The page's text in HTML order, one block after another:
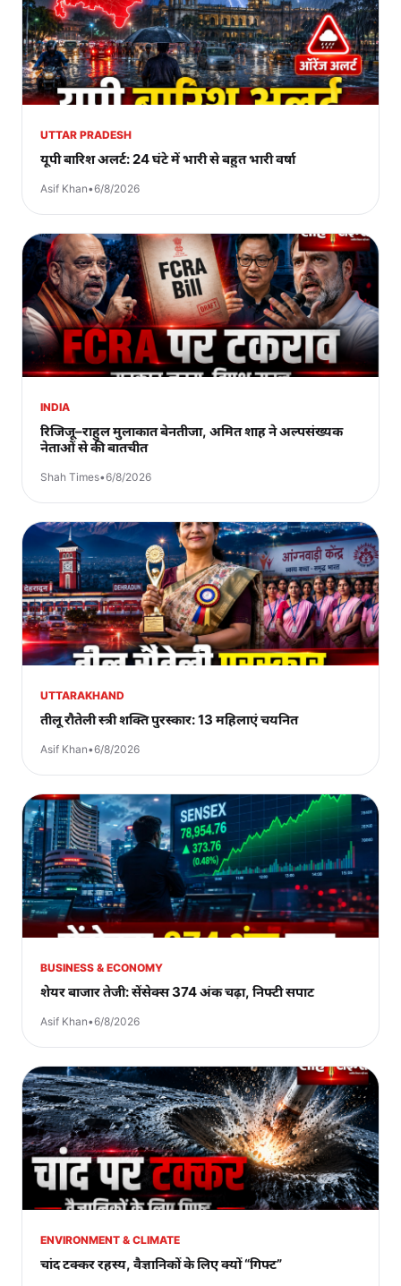
UTTAR PRADESH
यूपी बारिश अलर्ट: 24 घंटे में भारी से बहुत भारी वर्षा
Asif Khan•6/8/2026
INDIA
रिजिजू–राहुल मुलाकात बेनतीजा, अमित शाह ने अल्पसंख्यक
नेताओं से की बातचीत
Shah Times•6/8/2026
UTTARAKHAND
तीलू रौतेली स्त्री शक्ति पुरस्कार: 13 महिलाएं चयनित
Asif Khan•6/8/2026
BUSINESS & ECONOMY
शेयर बाजार तेजी: सेंसेक्स 374 अंक चढ़ा, निफ्टी सपाट
Asif Khan•6/8/2026
ENVIRONMENT & CLIMATE
चांद टक्कर रहस्य, वैज्ञानिकों के लिए क्यों “गिफ्ट”